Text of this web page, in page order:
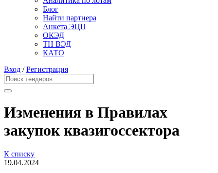
Блог
Найти партнера
Анкета ЭЦП
ОКЭД
ТН ВЭД
КАТО
Вход /Регистрация
Изменения в Правилах
закупок квазигоссектора
К списку
19.04.2024